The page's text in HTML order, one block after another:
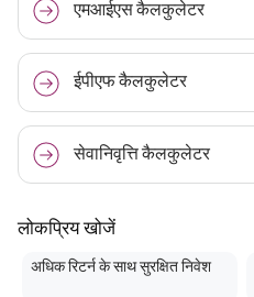
एमआईएस कैलकुलेटर
ईपीएफ कैलकुलेटर
सेवानिवृत्ति कैलकुलेटर
लोकप्रिय खोजें
अधिक रिटर्न के साथ सुरक्षित निवेश